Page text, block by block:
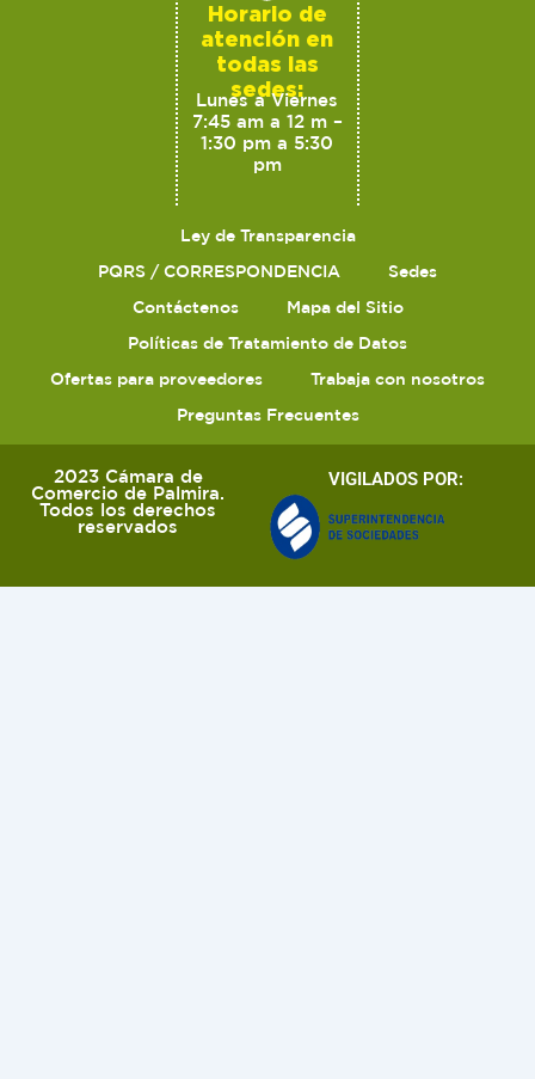
Horario de
atención en
todas las
sedes:
Lunes a Viernes
7:45 am a 12 m –
1:30 pm a 5:30
pm
Ley de Transparencia
PQRS / CORRESPONDENCIA
Sedes
Contáctenos
Mapa del Sitio
Políticas de Tratamiento de Datos
Ofertas para proveedores
Trabaja con nosotros
Preguntas Frecuentes
2023 Cámara de
Comercio de Palmira.
Todos los derechos
reservados
VIGILADOS POR: